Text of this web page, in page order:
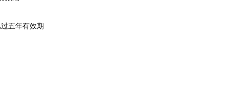
五年有效期